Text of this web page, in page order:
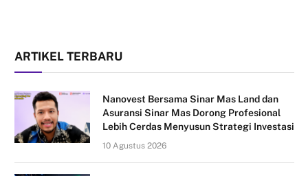
ARTIKEL TERBARU
Nanovest Bersama Sinar Mas Land dan
Asuransi Sinar Mas Dorong Profesional
Lebih Cerdas Menyusun Strategi Investasi
10 Agustus 2026